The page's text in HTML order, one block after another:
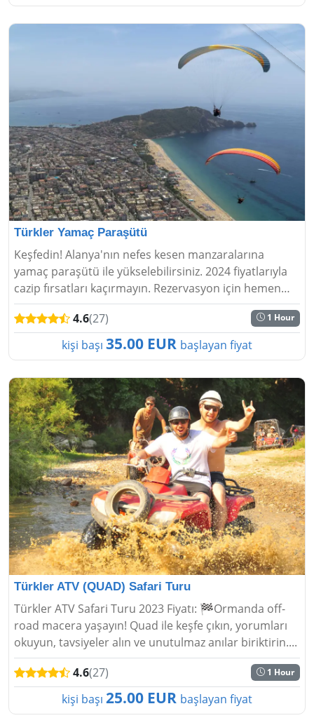
Türkler Yamaç Paraşütü
Keşfedin! Alanya'nın nefes kesen manzaralarına
yamaç paraşütü ile yükselebilirsiniz. 2024 fiyatlarıyla
cazip fırsatları kaçırmayın. Rezervasyon için hemen
tıklayın....
4.6(27) 1 Hour
kişi başı 35.00 EUR başlayan fiyat
Türkler ATV (QUAD) Safari Turu
Türkler ATV Safari Turu 2023 Fiyatı: 🏁Ormanda off-
road macera yaşayın! Quad ile keşfe çıkın, yorumları
okuyun, tavsiyeler alın ve unutulmaz anılar biriktirin....
4.6(27) 1 Hour
kişi başı 25.00 EUR başlayan fiyat